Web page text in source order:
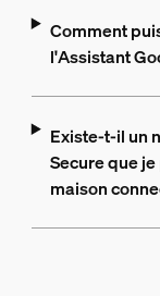
Comment
l'Assistant
Existe-t-il un
Secure que
maison